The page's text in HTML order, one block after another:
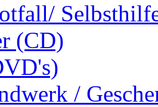
(CD)
/